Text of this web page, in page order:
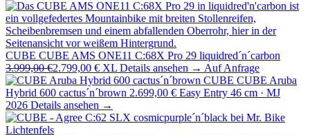
CUBE CUBE AMS ONE11 C:68X Pro 29 liquidred´n´carbon
3.999,00 €2.799,00 € XL Details ansehen → Auf Anfrage
CUBE CUBE Aruba
Hybrid 600 cactus´n´brown 2.699,00 € Easy Entry 46 cm · MJ
2026 Details ansehen →